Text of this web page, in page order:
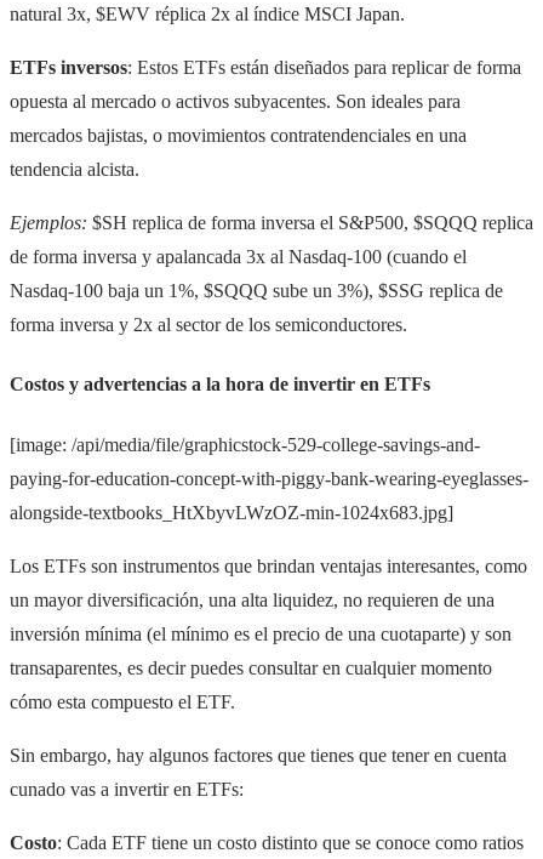
natural 3x, $EWV réplica 2x al índice MSCI Japan.
ETFs inversos: Estos ETFs están diseñados para replicar de forma
opuesta al mercado o activos subyacentes. Son ideales para
mercados bajistas, o movimientos contratendenciales en una
tendencia alcista.
Ejemplos: $SH replica de forma inversa el S&P500, $SQQQ replica
de forma inversa y apalancada 3x al Nasdaq-100 (cuando el
Nasdaq-100 baja un 1%, $SQQQ sube un 3%), $SSG replica de
forma inversa y 2x al sector de los semiconductores.
Costos y advertencias a la hora de invertir en ETFs
[image: /api/media/file/graphicstock-529-college-savings-and-
paying-for-education-concept-with-piggy-bank-wearing-eyeglasses-
alongside-textbooks_HtXbyvLWzOZ-min-1024x683.jpg]
Los ETFs son instrumentos que brindan ventajas interesantes, como
un mayor diversificación, una alta liquidez, no requieren de una
inversión mínima (el mínimo es el precio de una cuotaparte) y son
transaparentes, es decir puedes consultar en cualquier momento
cómo esta compuesto el ETF.
Sin embargo, hay algunos factores que tienes que tener en cuenta
cunado vas a invertir en ETFs:
Costo: Cada ETF tiene un costo distinto que se conoce como ratios